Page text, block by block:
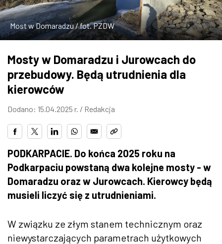
ZDJĘCIA
W RZESZOWIE
Most w Domaradzu / fot. PZDW
Mosty w Domaradzu i Jurowcach do
przebudowy. Będą utrudnienia dla
kierowców
Dodano: 15.04.2025 r. / Redakcja
PODKARPACIE. Do końca 2025 roku na
Podkarpaciu powstaną dwa kolejne mosty - w
Domaradzu oraz w Jurowcach. Kierowcy będą
musieli liczyć się z utrudnieniami.
W związku ze złym stanem technicznym oraz
niewystarczających parametrach użytkowych